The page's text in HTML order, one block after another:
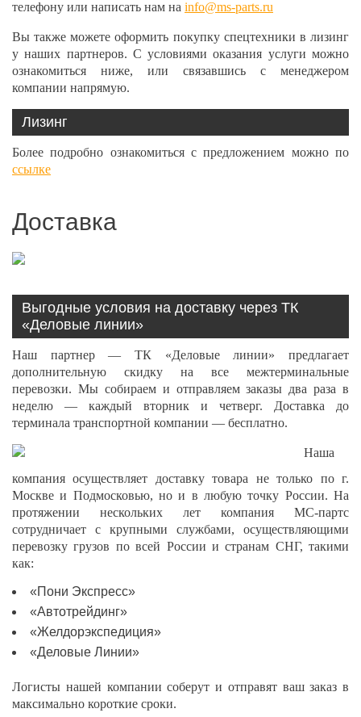
телефону или написать нам на info@ms-parts.ru
Вы также можете оформить покупку спецтехники в лизинг
у наших партнеров. С условиями оказания услуги можно
ознакомиться ниже, или связавшись с менеджером
компании напрямую.
Лизинг
Более подробно ознакомиться с предложением можно по
ссылке
Доставка
Выгодные условия на доставку через ТК
«Деловые линии»
Наш партнер — ТК «Деловые линии» предлагает
дополнительную скидку на все межтерминальные
перевозки. Мы собираем и отправляем заказы два раза в
неделю — каждый вторник и четверг. Доставка до
терминала транспортной компании — бесплатно.
Наша
компания осуществляет доставку товара не только по г.
Москве и Подмосковью, но и в любую точку России. На
протяжении нескольких лет компания МС-партс
сотрудничает с крупными службами, осуществляющими
перевозку грузов по всей России и странам СНГ, такими
как:
«Пони Экспресс»
«Автотрейдинг»
«Желдорэкспедиция»
«Деловые Линии»
Логисты нашей компании соберут и отправят ваш заказ в
максимально короткие сроки.